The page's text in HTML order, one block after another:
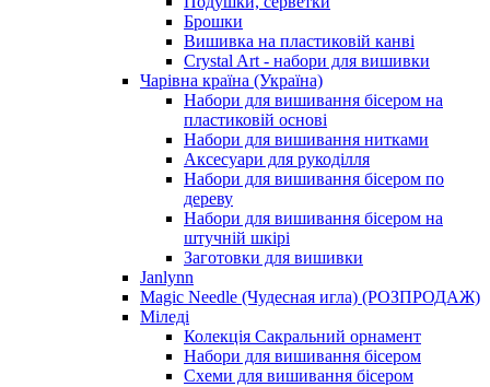
Брошки
Вишивка на пластиковій канві
Crystal Art - набори для вишивки
Чарівна країна (Україна)
Набори для вишивання бісером на
пластиковій основі
Набори для вишивання нитками
Аксесуари для рукоділля
Набори для вишивання бісером по
дереву
Набори для вишивання бісером на
штучній шкірі
Заготовки для вишивки
Janlynn
Magic Needle (Чудесная игла) (РОЗПРОДАЖ)
Міледі
Колекція Сакральний орнамент
Набори для вишивання бісером
Схеми для вишивання бісером